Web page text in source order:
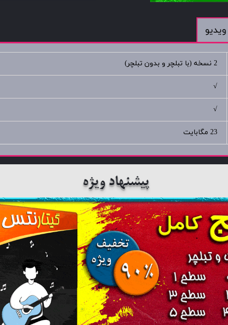
2 نسخه (با تبلچر و بدون تبلچر)
√
√
23 مگابایت
پیشنهاد ویژه